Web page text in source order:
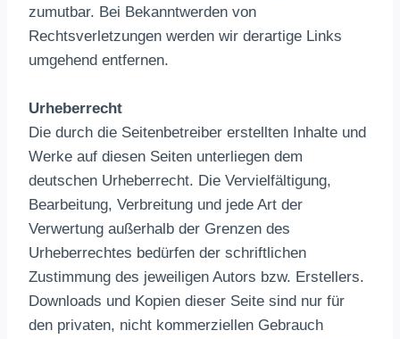
zumutbar. Bei Bekanntwerden von
Rechtsverletzungen werden wir derartige Links
umgehend entfernen.
Urheberrecht
Die durch die Seitenbetreiber erstellten Inhalte und
Werke auf diesen Seiten unterliegen dem
deutschen Urheberrecht. Die Vervielfältigung,
Bearbeitung, Verbreitung und jede Art der
Verwertung außerhalb der Grenzen des
Urheberrechtes bedürfen der schriftlichen
Zustimmung des jeweiligen Autors bzw. Erstellers.
Downloads und Kopien dieser Seite sind nur für
den privaten, nicht kommerziellen Gebrauch